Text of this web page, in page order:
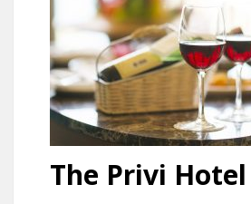
The Privi Hotel